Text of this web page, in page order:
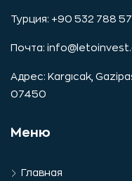
Турция: +90 532 788
Почта:
Адрес: Kargıcak,
07450
Меню
Главная